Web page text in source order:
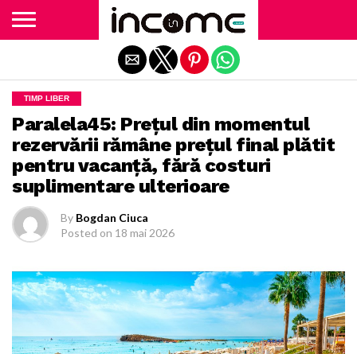
TIMP LIBER
Paralela45: Prețul din momentul
rezervării rămâne prețul final plătit
pentru vacanță, fără costuri
suplimentare ulterioare
By Bogdan Ciuca
Posted on 18 mai 2026
Exit mobile version